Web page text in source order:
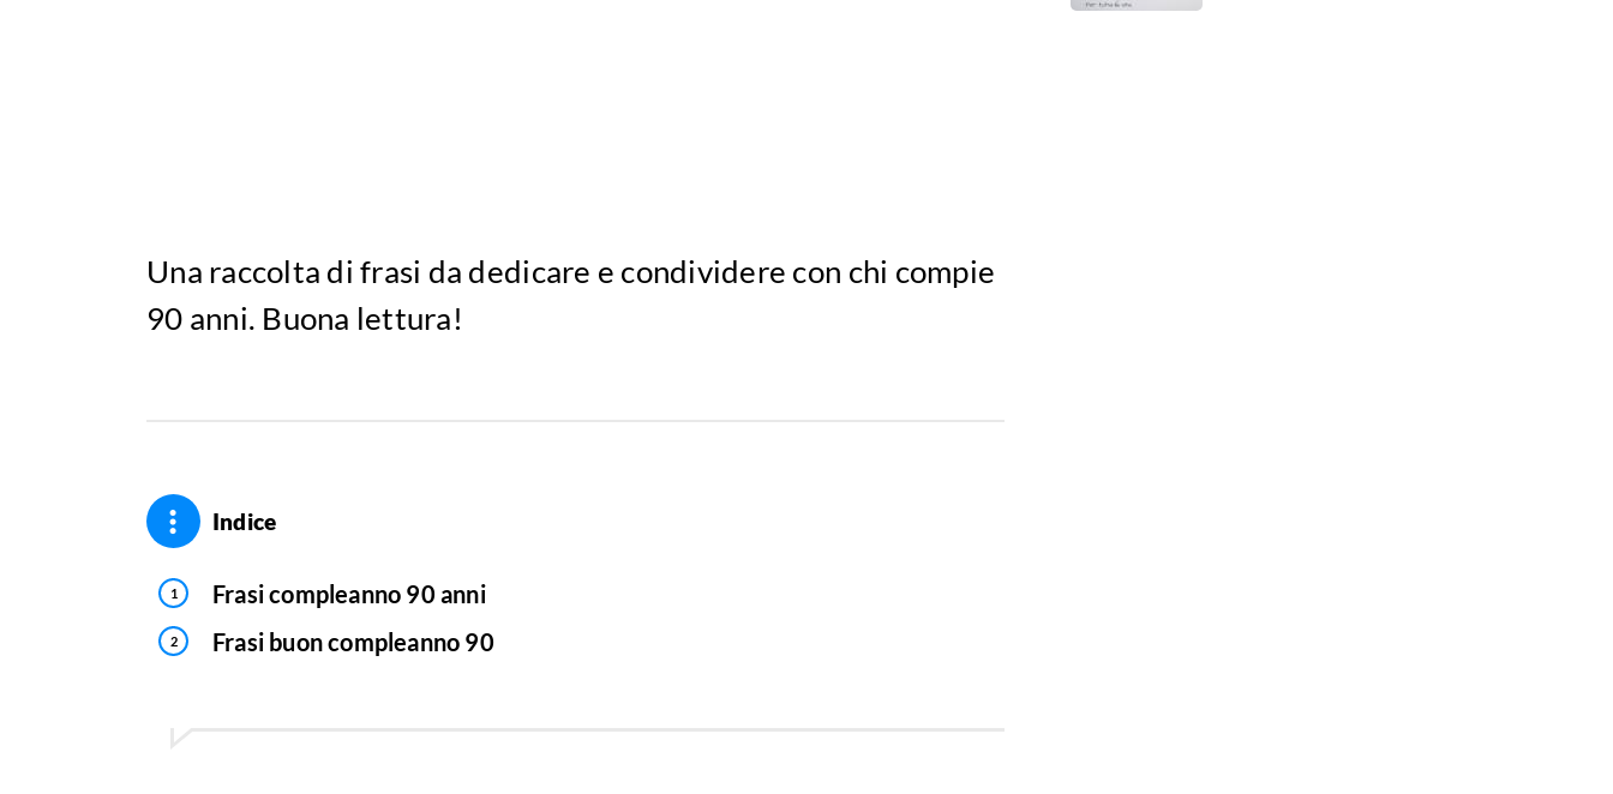
Una raccolta di frasi da dedicare e condividere con chi compie
90 anni. Buona lettura!
Indice
Frasi compleanno 90 anni
Frasi buon compleanno 90